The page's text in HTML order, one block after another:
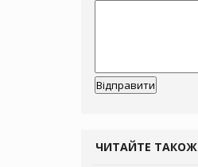
ЧИТАЙТЕ ТАКОЖ